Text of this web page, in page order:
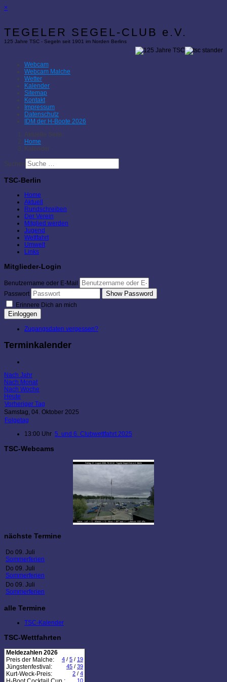
×
TEGELER SEGEL-CLUB e.V.
125 Jahre TSC - Segeln seit 1901 im Norden Berlins
Webcam
Webcam Malche
Wetter
Kalender
Sitemap
Kontakt
Impressum
Datenschutz
IDM der H-Boote 2026
Aktuelle Seite:
Home
Kalender
Suchen
TSC-Berlin
Home
Aktuell
Rundschreiben
Der Verein
Mitglied werden
Jugend
Wettfahrt
Umwelt
Links
Mitglieder-Login
Benutzername oder E-Mail
Passwort
Show Password
Erinnere Dich an mich
Einloggen
Zugangsdaten vergessen?
Terminkalender
Nach Jahr
Nach Monat
Nach Woche
Heute
Vorheriger Tag
Samstag, 04. Oktober 2025
Folgetag
13:00 Uhr 5. und 6. Clubwettfahrt 2025
TSC-Webcams
nächste Termine
Do 09. Juli
Sommerferien
Do 09. Juli
Sommerferien
Do 09. Juli
Sommerferien
alle Termine
TSC-Kalender
TSC-Wettfahrten
Meldezahlen 2026
Preis der Malche:
4 / 5 / 19
Jüngstenfestival: 45 / 39
Kurt-Weck-Preis: 2 / 4
10